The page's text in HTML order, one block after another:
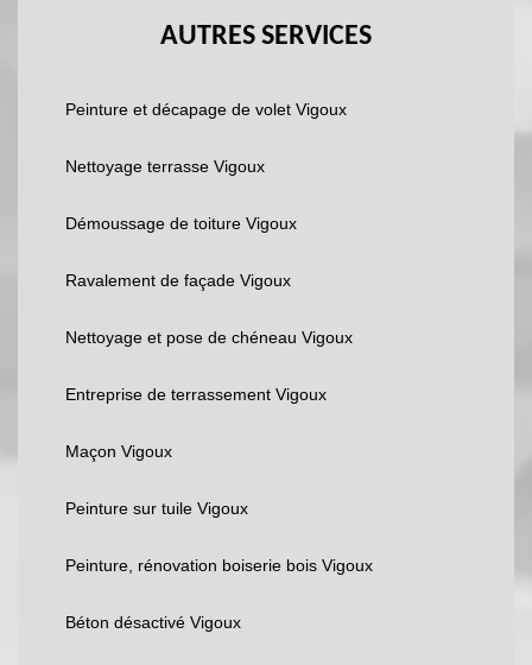
AUTRES SERVICES
Peinture et décapage de volet Vigoux
Nettoyage terrasse Vigoux
Démoussage de toiture Vigoux
Ravalement de façade Vigoux
Nettoyage et pose de chéneau Vigoux
Entreprise de terrassement Vigoux
Maçon Vigoux
Peinture sur tuile Vigoux
Peinture, rénovation boiserie bois Vigoux
Béton désactivé Vigoux